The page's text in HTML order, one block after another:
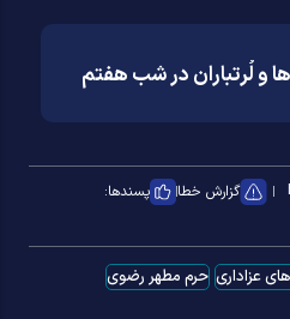
و لُرتباران در شب هفتم
گزارش خطا
پسندها:
عزاداری حرم مطهر رضوی